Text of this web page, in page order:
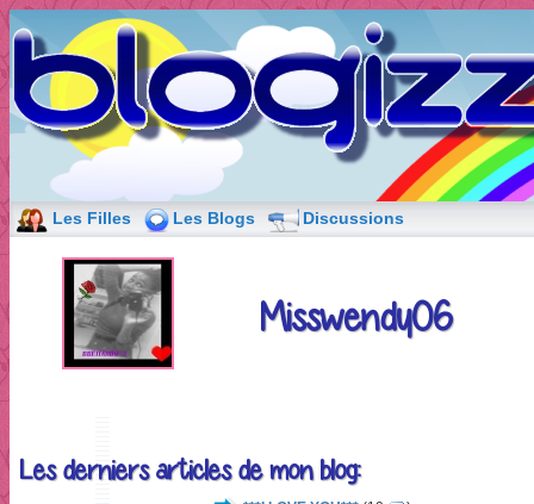
Les Filles Les Blogs Discussions
Misswendy06
Les derniers articles de mon blog: